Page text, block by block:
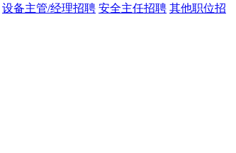
设备主管/经理招聘 安全主任招聘 其他职位招